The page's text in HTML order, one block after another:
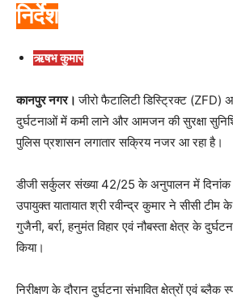
निर्देश
ऋषभ कुमार
कानपुर नगर।जीरो फैटालिटी डिस्ट्रिक्ट
दुर्घटनाओं में कमी लाने और आमजन की सुरक्षा
पुलिस प्रशासन लगातार सक्रिय नजर आ रहा है।
डीजी सर्कुलर संख्या 42/25 के अनुपालन में
उपायुक्त यातायात श्री रवीन्द्र कुमार ने सीसी टीम
गुजैनी, बर्रा, हनुमंत विहार एवं नौबस्ता क्षेत्र के
किया।
निरीक्षण के दौरान दुर्घटना संभावित क्षेत्रों एवं ब्लैक